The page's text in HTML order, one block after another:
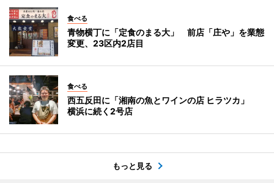
食べる
青物横丁に「定食のまる大」 前店「庄や」を業態
変更、23区内2店目
食べる
西五反田に「湘南の魚とワインの店 ヒラツカ」
横浜に続く2号店
もっと見る